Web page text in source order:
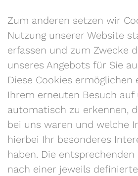
Zum anderen setzen wir
Nutzung unserer Website
erfassen und zum Zwecke
unseres Angebots für Sie
Diese Cookies ermöglichen
Ihrem erneuten Besuch auf
automatisch zu erkennen,
bei uns waren und welche
hierbei Ihr besonderes
haben. Die
nach einer jeweils